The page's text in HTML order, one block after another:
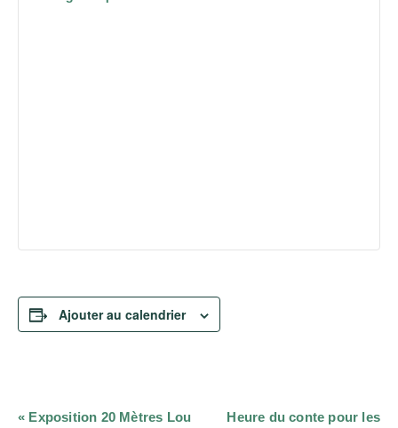
Ajouter au calendrier
Navigation
« Exposition 20 Mètres Lou
Heure du conte pour les